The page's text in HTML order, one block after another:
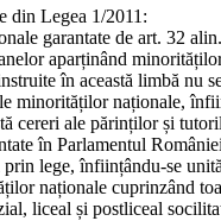
din Legea 1/2011:
garantate de art. 32
aparținând
în această limbă nu
minorităților naționale,
cereri ale părinților și
în Parlamentul
prin lege, înființându-se
naționale cuprinzând
liceal și postliceal